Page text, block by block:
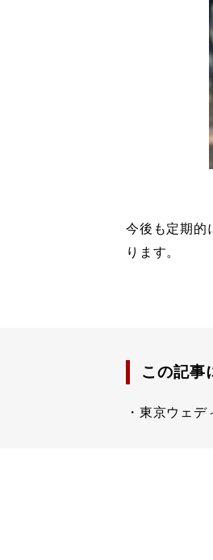
今後も定期的
ります。
この記事
東京ウェデ